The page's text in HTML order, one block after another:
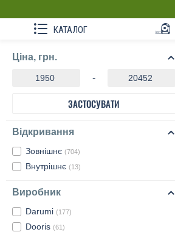
КАТАЛОГ
Ціна, грн.
-
ЗАСТОСУВАТИ
Відкривання
Зовнішнє (704)
Внутрішнє (13)
Виробник
Darumi (177)
Dooris (61)